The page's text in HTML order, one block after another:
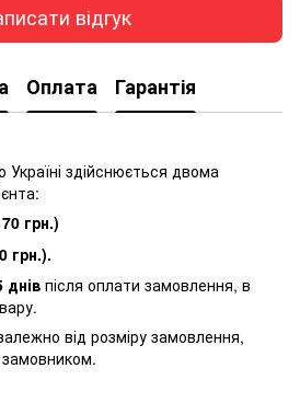
відгук
Оплата Гарантія
здійснюється двома
грн.)
грн.).
днівпісля оплати замовлення, в
від розміру замовлення,